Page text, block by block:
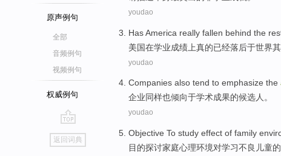
原声例句
全部
音频例句
视频例句
权威例句
go
top
返回词典
youdao
HasAmerica really fallen behind the
美国在学业成绩上真的已经落后于世界
youdao
Companies also tend to emphasize the
企业同样也倾向于学术成果的候选人。
youdao
Objective To study effect of family
目的探讨家庭心理环境对学习不良 儿童的